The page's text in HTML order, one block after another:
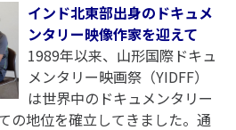
インド北東部出身のドキュメ
ンタリー映像作家を迎えて
1989年以来、山形国際ドキュ
メンタリー映画祭（YIDFF）
は世界中のドキュメンタリー
の地位を確立してきました。通